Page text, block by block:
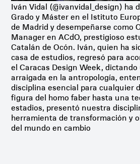
Iván Vidal (@ivanvidal_design) ha
Grado y Máster en el Istituto
de Madrid y desempeñarse como
Manager en ACdO, prestigioso
Catalán de Ocón. Iván, quien ha
casa de estudios, regresó para
el Caracas Design Week,
arraigada en la antropología,
disciplina esencial para cualquier
figura del homo faber hasta una
estadios, presentó nuestra
herramienta de transformación y
del mundo en cambio